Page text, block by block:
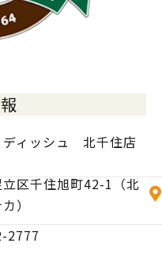
ディッシュ 北千住店
区千住旭町42-1（北
）
2777